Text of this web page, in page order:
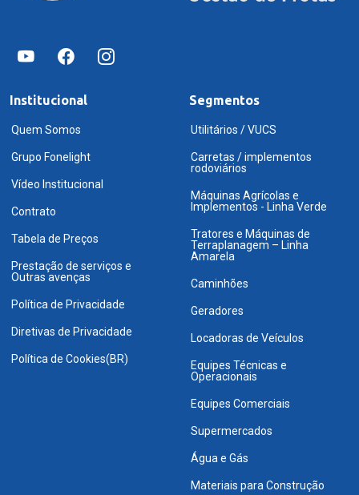
Institucional
Quem Somos
Grupo Fonelight
Vídeo Institucional
Contrato
Tabela de Preços
Prestação de serviços e
Outras avenças
Política de Privacidade
Diretivas de Privacidade
Política de Cookies(BR)
Segmentos
Utilitários / VUCS
Carretas / implementos
rodoviários
Máquinas Agrícolas e
Implementos - Linha Verde
Tratores e Máquinas de
Terraplanagem – Linha
Amarela
Caminhões
Geradores
Locadoras de Veículos
Equipes Técnicas e
Operacionais
Equipes Comerciais
Supermercados
Água e Gás
Materiais para Construção